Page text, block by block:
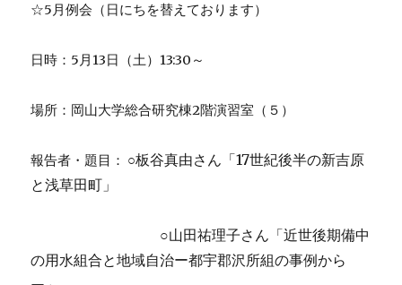
☆5月例会（日にちを替えております）
日時： 5月 13日（土） 13:30 ～
場所：岡山大学総合研究棟2階演習室（５）
報告者・題目： ○板谷真由さん「17世紀後半の新吉原
と浅草田町」
○山田祐理子さん「近世後期備中
の用水組合と地域自治ー都宇郡沢所組の事例から